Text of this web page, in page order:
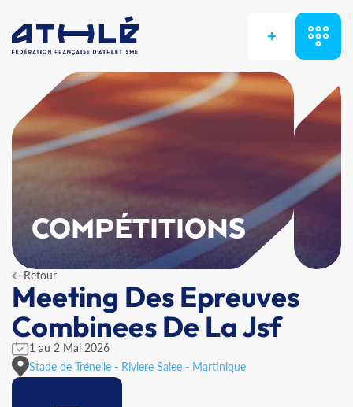
+
COMPÉTITIONS
Retour
Meeting Des Epreuves
Combinees De La Jsf
1 au 2 Mai 2026
Stade de Trénelle - Riviere Salee - Martinique